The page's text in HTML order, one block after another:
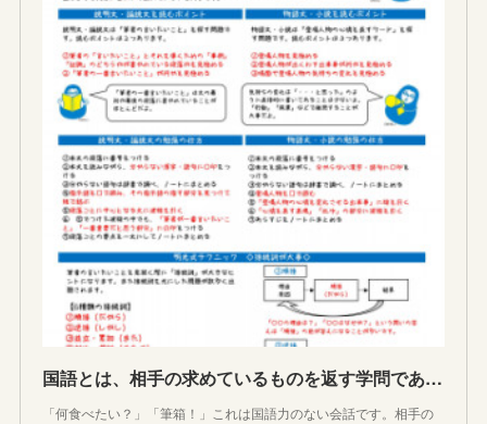
国語とは、相手の求めているものを返す学問である。コミュニケーションとのつながりは？
「何食べたい？」「筆箱！」これは国語力のない会話です。相手の